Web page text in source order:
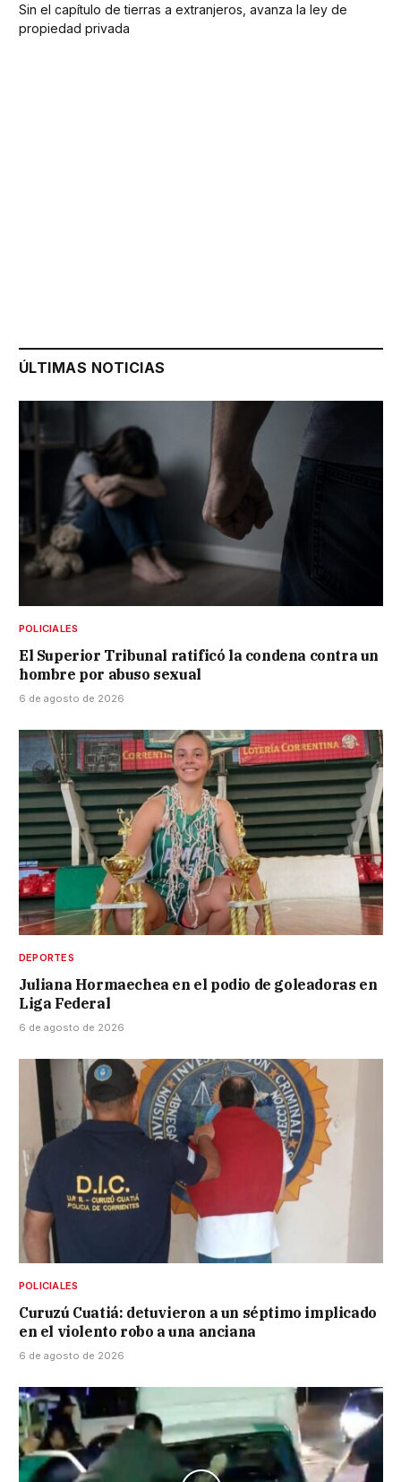
Sin el capítulo de tierras a extranjeros, avanza la ley de
propiedad privada
ÚLTIMAS NOTICIAS
POLICIALES
El Superior Tribunal ratificó la condena contra un
hombre por abuso sexual
6 de agosto de 2026
DEPORTES
Juliana Hormaechea en el podio de goleadoras en
Liga Federal
6 de agosto de 2026
POLICIALES
Curuzú Cuatiá: detuvieron a un séptimo implicado
en el violento robo a una anciana
6 de agosto de 2026